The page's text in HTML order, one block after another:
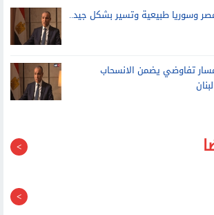
وسوريا طبيعية وتسير بشكل جيد..
تفاوضي يضمن الانسحاب